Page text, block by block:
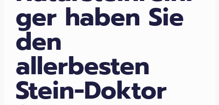
ger haben Sie
den
allerbesten
Stein-Doktor